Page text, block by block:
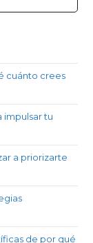
cuánto crees
impulsar tu
a priorizarte
de por qué